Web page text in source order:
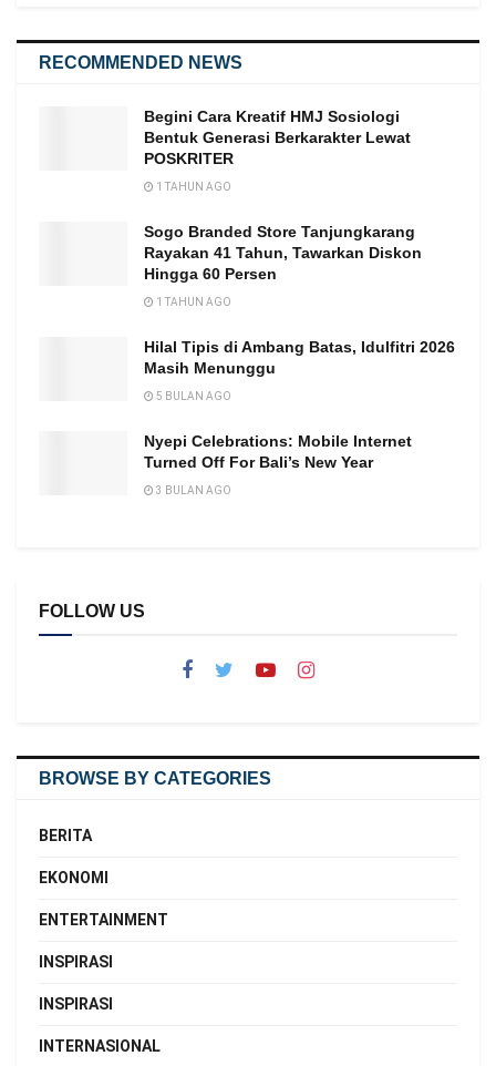
RECOMMENDED NEWS
Begini Cara Kreatif HMJ Sosiologi
Bentuk Generasi Berkarakter Lewat
POSKRITER
1 TAHUN AGO
Sogo Branded Store Tanjungkarang
Rayakan 41 Tahun, Tawarkan Diskon
Hingga 60 Persen
1 TAHUN AGO
Hilal Tipis di Ambang Batas, Idulfitri 2026
Masih Menunggu
5 BULAN AGO
Nyepi Celebrations: Mobile Internet
Turned Off For Bali’s New Year
3 BULAN AGO
FOLLOW US
BROWSE BY CATEGORIES
BERITA
EKONOMI
ENTERTAINMENT
INSPIRASI
INSPIRASI
INTERNASIONAL